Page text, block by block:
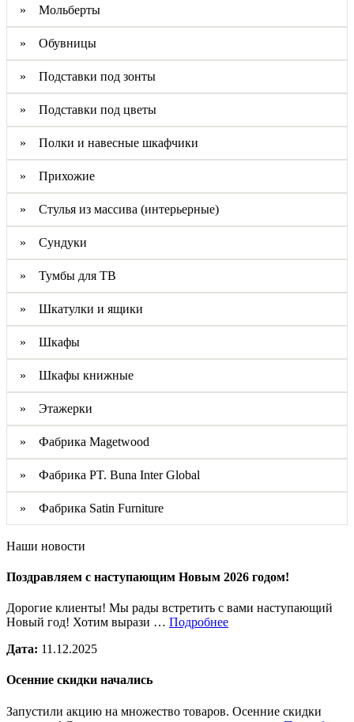
» Мольберты
» Обувницы
» Подставки под зонты
» Подставки под цветы
» Полки и навесные шкафчики
» Прихожие
» Стулья из массива (интерьерные)
» Сундуки
» Тумбы для ТВ
» Шкатулки и ящики
» Шкафы
» Шкафы книжные
» Этажерки
» Фабрика Magetwood
» Фабрика PT. Buna Inter Global
» Фабрика Satin Furniture
Наши новости
Поздравляем с наступающим Новым 2026 годом!
Дорогие клиенты! Мы рады встретить с вами наступающий
Новый год! Хотим вырази … Подробнее
Дата: 11.12.2025
Осенние скидки начались
Запустили акцию на множество товаров. Осенние скидки